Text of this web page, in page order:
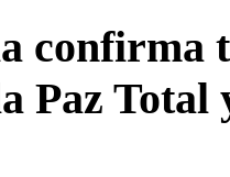
confirma
Paz